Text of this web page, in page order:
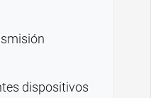
dispositivos